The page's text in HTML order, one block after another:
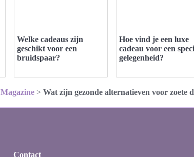
Welke cadeaus zijn
geschikt voor een
bruidspaar?
Hoe vind je een luxe
cadeau voor een
gelegenheid?
Magazine > Wat zijn gezonde alternatieven voor zoete
Contact